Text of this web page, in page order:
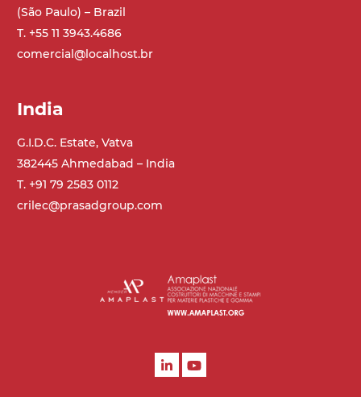
(São Paulo) – Brazil
T. +55 11 3943.4686
comercial@localhost.br
India
G.I.D.C. Estate, Vatva
382445 Ahmedabad – India
T. +91 79 2583 0112
crilec@prasadgroup.com